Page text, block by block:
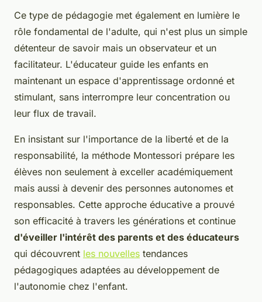
Ce type de pédagogie met également en lumière le
rôle fondamental de l'adulte, qui n'est plus un simple
détenteur de savoir mais un observateur et un
facilitateur. L'éducateur guide les enfants en
maintenant un espace d'apprentissage ordonné et
stimulant, sans interrompre leur concentration ou
leur flux de travail.
En insistant sur l'importance de la liberté et de la
responsabilité, la méthode Montessori prépare les
élèves non seulement à exceller académiquement
mais aussi à devenir des personnes autonomes et
responsables. Cette approche éducative a prouvé
son efficacité à travers les générations et continue
d'éveiller l'intérêt des parents et des éducateurs
qui découvrent les nouvelles tendances
pédagogiques adaptées au développement de
l'autonomie chez l'enfant.